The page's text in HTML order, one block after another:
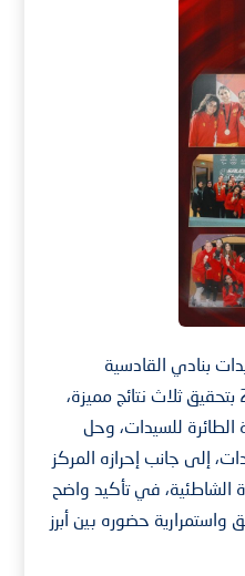
بنادي القادسية
موسمه الرياضي 2025-2026 بتحقيق ثلاث نتائج مميزة،
للسيدات، وحل
إلى جانب إحرازه المركز
الشاطئية، في تأكيد واضح
حضوره بين أبرز